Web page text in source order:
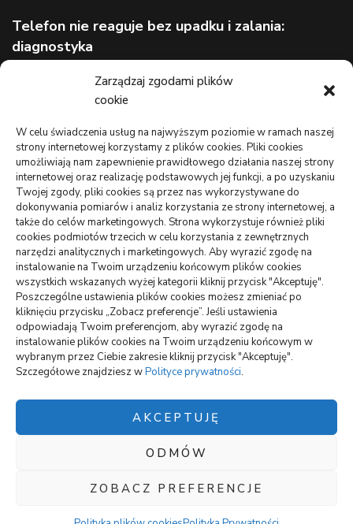
Zarządzaj zgodami plików
cookie
W celu świadczenia usług na najwyższym poziomie w ramach naszej
strony internetowej korzystamy z plików cookies. Pliki cookies
umożliwiają nam zapewnienie prawidłowego działania naszej strony
internetowej oraz realizację podstawowych jej funkcji, a po uzyskaniu
Twojej zgody, pliki cookies są przez nas wykorzystywane do
dokonywania pomiarów i analiz korzystania ze strony internetowej, a
także do celów marketingowych. Strona wykorzystuje również pliki
cookies podmiotów trzecich w celu korzystania z zewnętrznych
narzędzi analitycznych i marketingowych. Aby wyrazić zgodę na
instalowanie na Twoim urządzeniu końcowym plików cookies
wszystkich wskazanych wyżej kategorii kliknij przycisk "Akceptuję".
Poszczególne ustawienia plików cookies możesz zmieniać po
kliknięciu przycisku „Zobacz preferencje”. Jeśli ustawienia
odpowiadają Twoim preferencjom, aby wyrazić zgodę na
instalowanie plików cookies na Twoim urządzeniu końcowym w
wybranym przez Ciebie zakresie kliknij przycisk "Akceptuję".
Szczegółowe znajdziesz wPolityce prywatności.
AKCEPTUJĘ
ODMÓW
ZOBACZ PREFERENCJE
Telefon nie reaguje bez upadku i zalania:
diagnostyka
Wizerunek eksperta bez rozpoznawalnej marki
Lekarz bez kolejki na wakacjach: gdzie szukać
pomocy
TO WARTO CZYTAĆ
Monitoring oferowany przez Agencję Ochrony Votum z
Bydgoszczy
Crunchysnack: spory wybór smacznych zagryzek
Jak można uniknąć dodatkowych kosztów podczas
wynajmu samochodu
wizytówki nap
Polityka plików cookies (EU)
Polityka prywatności
Polityka plików cookies (EU) |Polityka prywatności
Polityka Prywatności